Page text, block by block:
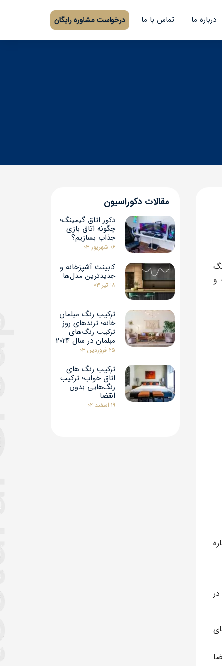
درباره ما تماس با ما
و
مقالات دکوراسیون
دکور اتاق گیمینگ؛
چگونه اتاق بازی
جذاب بسازیم؟
۰۶ شهریور ۰۳
کابینت آشپزخانه و
جدیدترین مدل‌ها
۱۸ تیر ۰۳
ترکیب رنگ مبلمان
خانه؛ ترندهای روز
ترکیب رنگ‌های
مبلمان در سال 2024
۲۵ فروردین ۰۳
ترکیب رنگ‌ های
اتاق خواب؛ ترکیب
رنگ‌هایی بدون
انقضا
۱۹ اسفند ۰۲